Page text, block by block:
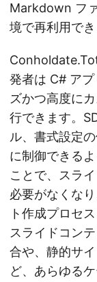
Markdown フ
境で再利用でき
発者は C# ア
ズかつ高度に
行できます。
ル、書式設定
に制御できる
ことで、スラ
必要がなくな
ト作成プロセ
スライドコン
合や、静的サ
ど、あらゆる